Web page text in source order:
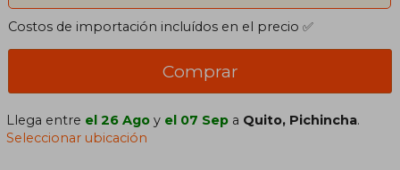
Costos de importación incluídos en el precio ✅
Comprar
Llega entre el 26 Ago y el 07 Sep a Quito, Pichincha.
Seleccionar ubicación